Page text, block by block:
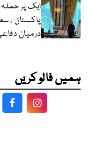
ایک پر حملہ
پاکستان ،
درمیان
ہمیں فالو کریں
FacebookFacebook